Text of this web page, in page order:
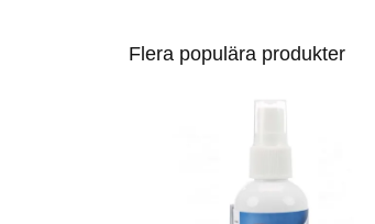
Flera populära produkter